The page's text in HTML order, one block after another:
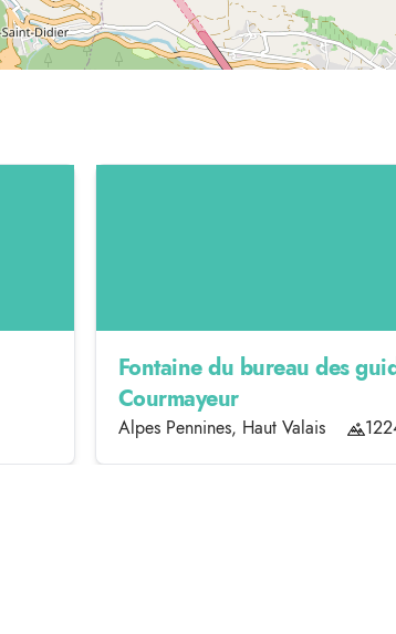
Fontaine du bureau des
Courmayeur
Alpes Pennines, Haut Valais